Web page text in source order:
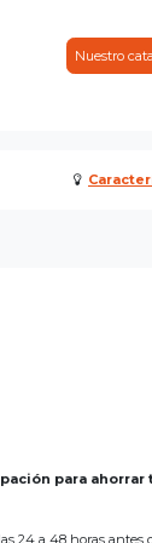
Nuestro
para
24 a 48 horas antes